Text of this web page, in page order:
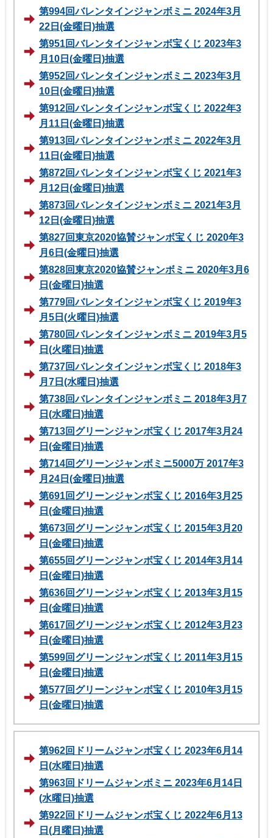
第994回バレンタインジャンボミニ 2024年3月
22日(金曜日)抽選
第951回バレンタインジャンボ宝くじ 2023年3
月10日(金曜日)抽選
第952回バレンタインジャンボミニ 2023年3月
10日(金曜日)抽選
第912回バレンタインジャンボ宝くじ 2022年3
月11日(金曜日)抽選
第913回バレンタインジャンボミニ 2022年3月
11日(金曜日)抽選
第872回バレンタインジャンボ宝くじ 2021年3
月12日(金曜日)抽選
第873回バレンタインジャンボミニ 2021年3月
12日(金曜日)抽選
第827回東京2020協賛ジャンボ宝くじ 2020年3
月6日(金曜日)抽選
第828回東京2020協賛ジャンボミニ 2020年3月6
日(金曜日)抽選
第779回バレンタインジャンボ宝くじ 2019年3
月5日(火曜日)抽選
第780回バレンタインジャンボミニ 2019年3月5
日(火曜日)抽選
第737回バレンタインジャンボ宝くじ 2018年3
月7日(水曜日)抽選
第738回バレンタインジャンボミニ 2018年3月7
日(水曜日)抽選
第713回グリーンジャンボ宝くじ 2017年3月24
日(金曜日)抽選
第714回グリーンジャンボミニ5000万 2017年3
月24日(金曜日)抽選
第691回グリーンジャンボ宝くじ 2016年3月25
日(金曜日)抽選
第673回グリーンジャンボ宝くじ 2015年3月20
日(金曜日)抽選
第655回グリーンジャンボ宝くじ 2014年3月14
日(金曜日)抽選
第636回グリーンジャンボ宝くじ 2013年3月15
日(金曜日)抽選
第617回グリーンジャンボ宝くじ 2012年3月23
日(金曜日)抽選
第599回グリーンジャンボ宝くじ 2011年3月15
日(金曜日)抽選
第577回グリーンジャンボ宝くじ 2010年3月15
日(金曜日)抽選
第962回ドリームジャンボ宝くじ 2023年6月14
日(水曜日)抽選
第963回ドリームジャンボミニ 2023年6月14日
(水曜日)抽選
第922回ドリームジャンボ宝くじ 2022年6月13
日(月曜日)抽選